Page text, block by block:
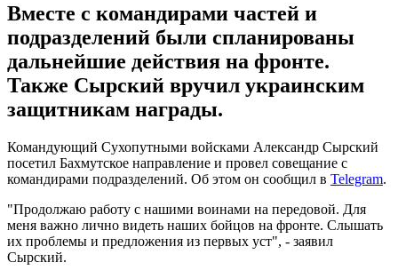
Вместе с командирами частей и
подразделений были спланированы
дальнейшие действия на фронте.
Также Сырский вручил украинским
защитникам награды.
Командующий Сухопутными войсками Александр Сырский
посетил Бахмутское направление и провел совещание с
командирами подразделений. Об этом он сообщил в Telegram.
"Продолжаю работу с нашими воинами на передовой. Для
меня важно лично видеть наших бойцов на фронте. Слышать
их проблемы и предложения из первых уст", - заявил
Сырский.